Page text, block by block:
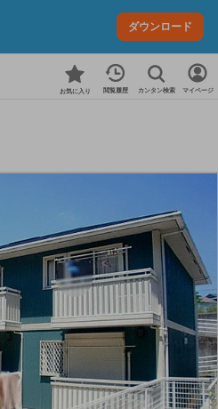
ダウンロード
お気に入り 閲覧履歴 カンタン検索 マイページ